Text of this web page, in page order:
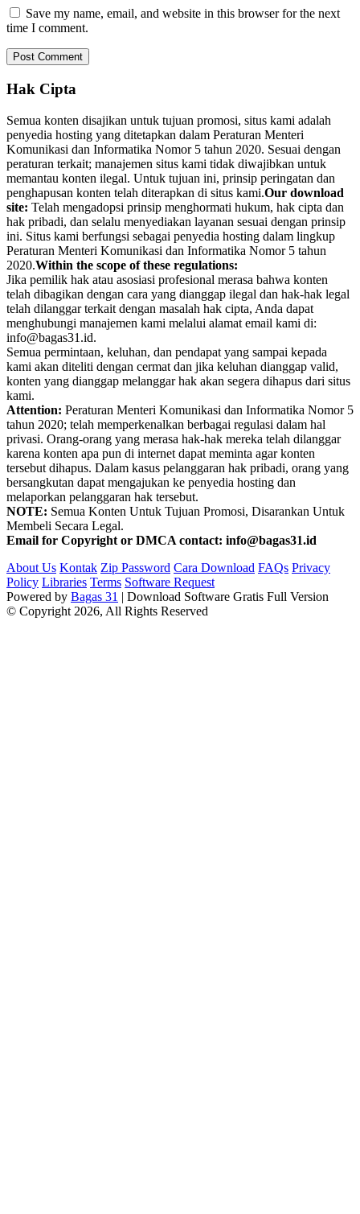
Save my name, email, and website in this browser for the next
time I comment.
Hak Cipta
Semua konten disajikan untuk tujuan promosi, situs kami adalah
penyedia hosting yang ditetapkan dalam Peraturan Menteri
Komunikasi dan Informatika Nomor 5 tahun 2020. Sesuai dengan
peraturan terkait; manajemen situs kami tidak diwajibkan untuk
memantau konten ilegal. Untuk tujuan ini, prinsip peringatan dan
penghapusan konten telah diterapkan di situs kami.Our download
site: Telah mengadopsi prinsip menghormati hukum, hak cipta dan
hak pribadi, dan selalu menyediakan layanan sesuai dengan prinsip
ini. Situs kami berfungsi sebagai penyedia hosting dalam lingkup
Peraturan Menteri Komunikasi dan Informatika Nomor 5 tahun
2020.Within the scope of these regulations:
Jika pemilik hak atau asosiasi profesional merasa bahwa konten
telah dibagikan dengan cara yang dianggap ilegal dan hak-hak legal
telah dilanggar terkait dengan masalah hak cipta, Anda dapat
menghubungi manajemen kami melalui alamat email kami di:
info@bagas31.id.
Semua permintaan, keluhan, dan pendapat yang sampai kepada
kami akan diteliti dengan cermat dan jika keluhan dianggap valid,
konten yang dianggap melanggar hak akan segera dihapus dari situs
kami.
Attention: Peraturan Menteri Komunikasi dan Informatika Nomor 5
tahun 2020; telah memperkenalkan berbagai regulasi dalam hal
privasi. Orang-orang yang merasa hak-hak mereka telah dilanggar
karena konten apa pun di internet dapat meminta agar konten
tersebut dihapus. Dalam kasus pelanggaran hak pribadi, orang yang
bersangkutan dapat mengajukan ke penyedia hosting dan
melaporkan pelanggaran hak tersebut.
NOTE: Semua Konten Untuk Tujuan Promosi, Disarankan Untuk
Membeli Secara Legal.
Email for Copyright or DMCA contact: info@bagas31.id
About Us Kontak Zip Password Cara Download FAQs Privacy
Policy Libraries Terms Software Request
Powered by Bagas 31 | Download Software Gratis Full Version
© Copyright 2026, All Rights Reserved